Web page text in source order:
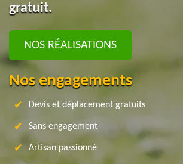
gratuit.
NOS RÉALISATIONS
Nos engagements
Devis et déplacement gratuits
Sans engagement
Artisan passionné